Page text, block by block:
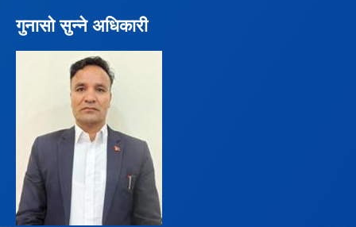
गुनासो सुन्ने अधिकारी